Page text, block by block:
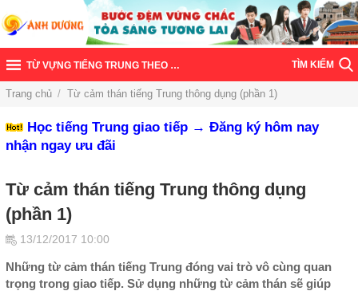
TỪ VỰNG TIẾNG TRUNG THEO CHỦ ĐỀ TÌM KIẾM
Trang chủ / Từ cảm thán tiếng Trung thông dụng (phần 1)
Học tiếng Trung giao tiếp → Đăng ký hôm nay
nhận ngay ưu đãi
Từ cảm thán tiếng Trung thông dụng
(phần 1)
13/12/2017 10:00
Những từ cảm thán tiếng Trung đóng vai trò vô cùng quan
trọng trong giao tiếp. Sử dụng những từ cảm thán sẽ giúp